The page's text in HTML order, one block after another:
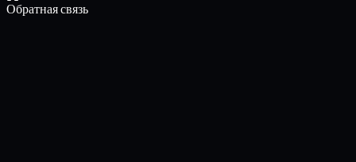
Обратная связь